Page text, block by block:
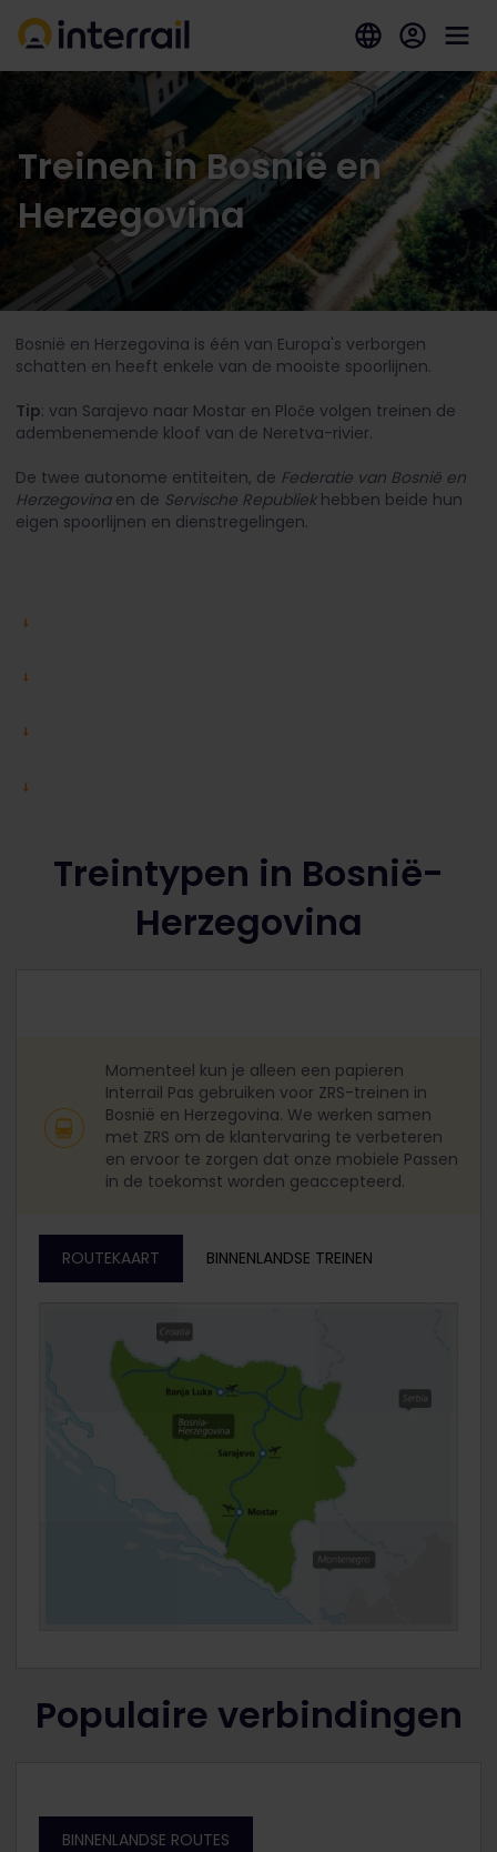
Treinen in Bosnië en
Herzegovina
Bosnië en Herzegovina is één van Europa's verborgen
schatten en heeft enkele van de mooiste spoorlijnen.
Tip: van Sarajevo naar Mostar en Ploče volgen treinen de
adembenemende kloof van de Neretva-rivier.
De twee autonome entiteiten, de Federatie van Bosnië en
Herzegovinaen de Servische Republiekhebben beide hun
eigen spoorlijnen en dienstregelingen.
Treintypen in Bosnië-
Herzegovina
Momenteel kun je alleen een papieren
Interrail Pas gebruiken voor ZRS-treinen in
Bosnië en Herzegovina. We werken samen
met ZRS om de klantervaring te verbeteren
en ervoor te zorgen dat onze mobiele Passen
in de toekomst worden geaccepteerd.
ROUTEKAART BINNENLANDSE TREINEN
Populaire verbindingen
BINNENLANDSE ROUTES